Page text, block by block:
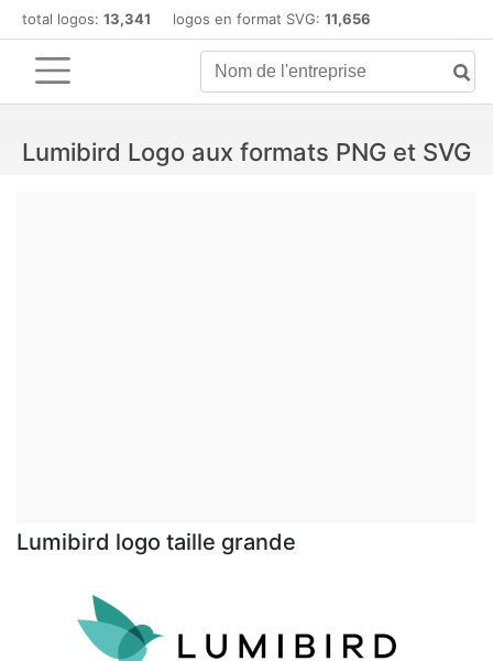
total logos: 13,341 logos en format SVG: 11,656
Lumibird Logo aux formats PNG et SVG
Lumibird logo taille grande